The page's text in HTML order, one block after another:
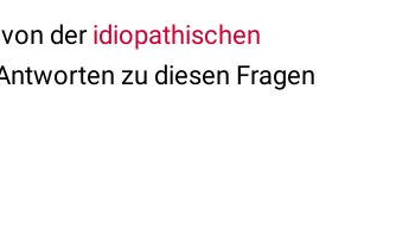
von der idiopathischen
zu diesen Fragen